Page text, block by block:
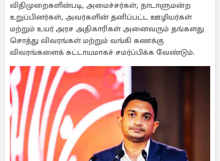
விதிமுறைகளின்படி, அமைச்சர்கள், நாடாளுமன்ற
உறுப்பினர்கள், அவர்களின் தனிப்பட்ட ஊழியர்கள்
மற்றும் உயர் அரச அதிகாரிகள் அனைவரும் தங்களது
சொத்து விவரங்கள் மற்றும் வங்கி கணக்கு
விவரங்களைக் கட்டாயமாகச் சமர்ப்பிக்க வேண்டும்.